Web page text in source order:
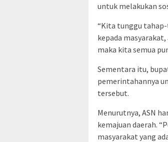
untuk melakukan
“Kita tunggu
kepada
maka kita semua
Sementara itu,
pemerintahannya
tersebut.
Menurutnya, ASN
kemajuan daerah.
masyarakat yang